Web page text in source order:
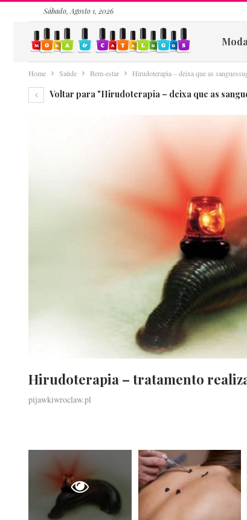
Sábado, Agosto 1, 2026
Home Saúde Bem-estar Hirudoterapia – deixa que as
Voltar para "Hirudoterapia – deixa que as
Hirudoterapia – tratamento
pijawkiwroclaw.pl